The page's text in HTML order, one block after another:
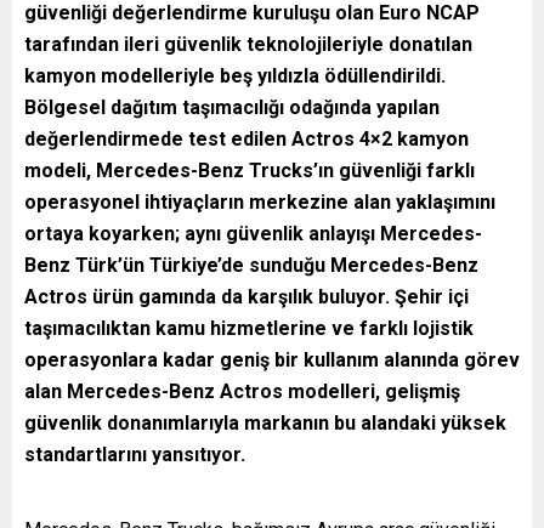
güvenliği değerlendirme kuruluşu olan Euro NCAP
tarafından ileri güvenlik teknolojileriyle donatılan
kamyon modelleriyle beş yıldızla ödüllendirildi.
Bölgesel dağıtım taşımacılığı odağında yapılan
değerlendirmede test edilen Actros 4×2 kamyon
modeli, Mercedes-Benz Trucks’ın güvenliği farklı
operasyonel ihtiyaçların merkezine alan yaklaşımını
ortaya koyarken; aynı güvenlik anlayışı Mercedes-
Benz Türk’ün Türkiye’de sunduğu Mercedes-Benz
Actros ürün gamında da karşılık buluyor. Şehir içi
taşımacılıktan kamu hizmetlerine ve farklı lojistik
operasyonlara kadar geniş bir kullanım alanında görev
alan Mercedes-Benz Actros modelleri, gelişmiş
güvenlik donanımlarıyla markanın bu alandaki yüksek
standartlarını yansıtıyor.